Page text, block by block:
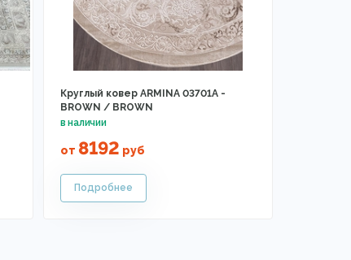
Круглый ковер ARMINA 03701A -
BROWN / BROWN
от 8192 руб